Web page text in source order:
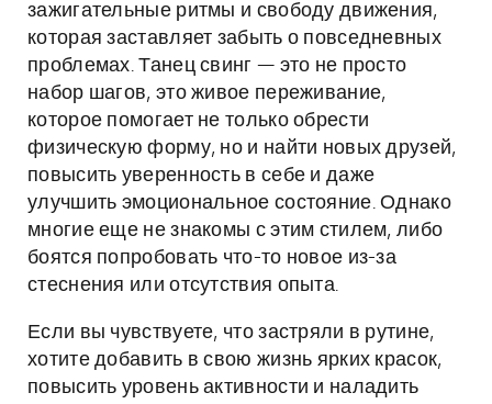
зажигательные ритмы и свободу движения,
которая заставляет забыть о повседневных
проблемах. Танец свинг — это не просто
набор шагов, это живое переживание,
которое помогает не только обрести
физическую форму, но и найти новых друзей,
повысить уверенность в себе и даже
улучшить эмоциональное состояние. Однако
многие еще не знакомы с этим стилем, либо
боятся попробовать что-то новое из-за
стеснения или отсутствия опыта.
Если вы чувствуете, что застряли в рутине,
хотите добавить в свою жизнь ярких красок,
повысить уровень активности и наладить